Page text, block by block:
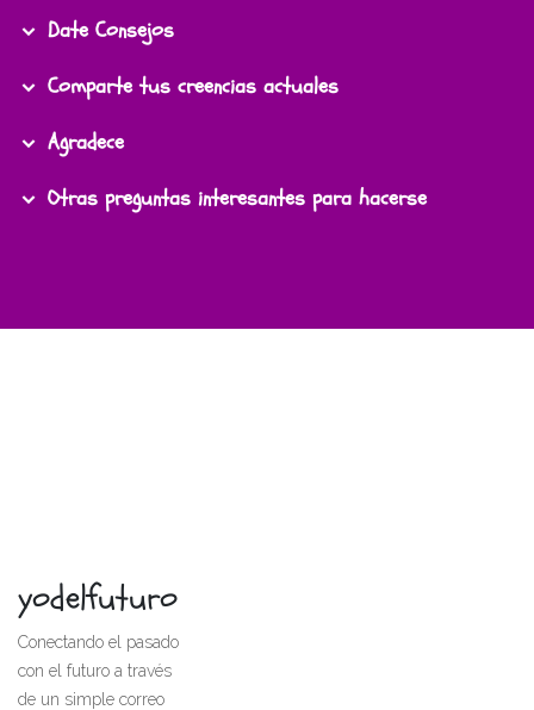
Date Consejos
Comparte tus creencias actuales
Agradece
Otras preguntas interesantes para hacerse
yodelfuturo
Conectando el pasado
con el futuro a través
de un simple correo